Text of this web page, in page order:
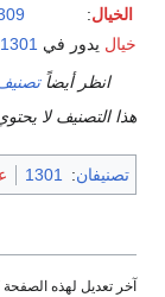
الخيال:
خيال يدور في 1301
انظر أيضاً
هذا التصنيف لا
تصنيفان:
1301
آخر تعديل لهذه الصفحة كان في 15:53,